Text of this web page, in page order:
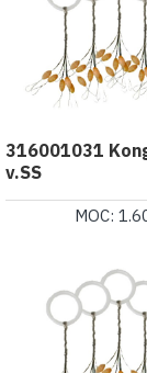
316001031
v.SS
MOC: